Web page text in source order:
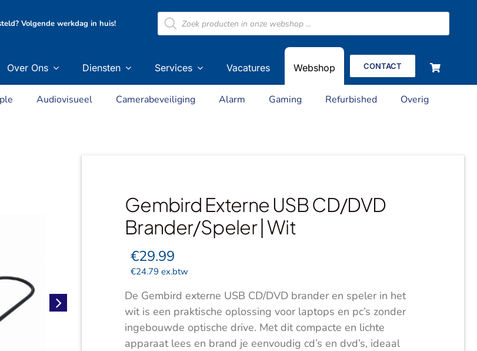
Volgende werkdag in huis!
Producten
zoeken
Over Ons Diensten Services Vacatures Webshop CONTACT
Audiovisueel Camerabeveiliging Alarm Gaming Refurbished Overig
Gembird Externe USB CD/DVD
Brander/Speler | Wit
€29.99
€24.79 ex.btw
De Gembird externe USB CD/DVD brander en speler in het
wit is een praktische oplossing voor laptops en pc’s zonder
ingebouwde optische drive. Met dit compacte en lichte
apparaat lees en brand je eenvoudig cd’s en dvd’s, ideaal